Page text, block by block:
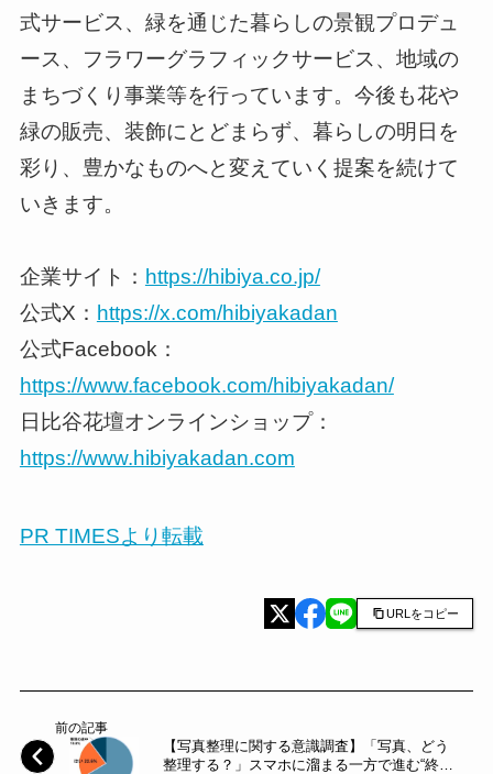
式サービス、緑を通じた暮らしの景観プロデュ
ース、フラワーグラフィックサービス、地域の
まちづくり事業等を行っています。今後も花や
緑の販売、装飾にとどまらず、暮らしの明日を
彩り、豊かなものへと変えていく提案を続けて
いきます。
企業サイト： https://hibiya.co.jp/
公式X： https://x.com/hibiyakadan
公式Facebook：
https://www.facebook.com/hibiyakadan/
日比谷花壇オンラインショップ：
https://www.hibiyakadan.com
PR TIMESより転載
URLをコピー
前の記事
【写真整理に関する意識調査】「写真、どう
整理する？」スマホに溜まる一方で進む“終